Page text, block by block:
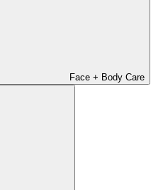
Face + Body Care